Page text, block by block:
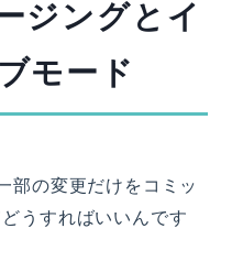
ジングとイ
モード
部の変更だけをコミッ
うすればいいんです